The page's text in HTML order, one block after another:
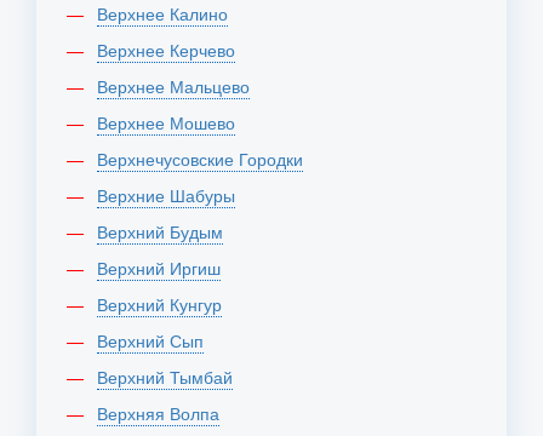
Верхнее Калино
Верхнее Керчево
Верхнее Мальцево
Верхнее Мошево
Верхнечусовские Городки
Верхние Шабуры
Верхний Будым
Верхний Иргиш
Верхний Кунгур
Верхний Сып
Верхний Тымбай
Верхняя Волпа